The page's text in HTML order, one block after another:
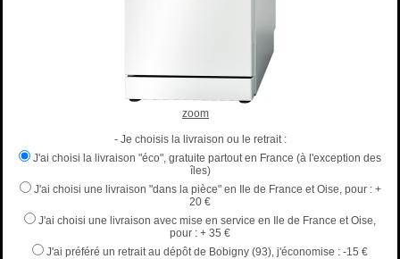
zoom
- Je choisis la livraison ou le retrait :
J'ai choisi la livraison "éco", gratuite partout en France (à l'exception des
îles)
J'ai choisi une livraison "dans la pièce" en Ile de France et Oise, pour :+
20 €
J'ai choisi une livraison avec mise en service en Ile de France et Oise,
pour : + 35 €
J'ai préféré un retrait au dépôt de Bobigny (93), j'économise : -15 €